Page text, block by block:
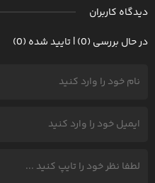
دیدگاه کاربران
در حال بررسی (0) | تایید شده (0)